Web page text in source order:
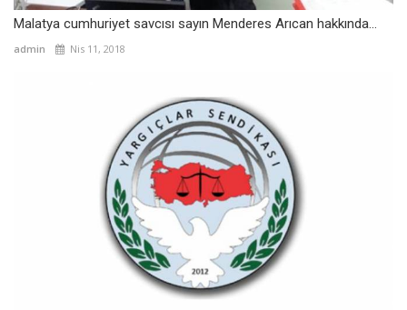
Malatya cumhuriyet savcısı sayın Menderes Arıcan hakkında...
admin Nis 11, 2018